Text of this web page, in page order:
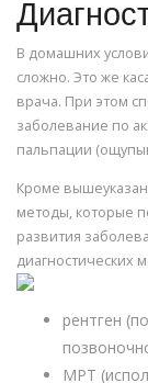
В домашних
сложно. Это же
врача. При этом
заболевание по
пальпации
Кроме
методы, которые
развития
диагностических
рентген
МРТ